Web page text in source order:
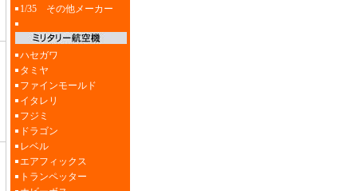
1/35 その他メーカー
ハセガワ
タミヤ
ファインモールド
イタレリ
フジミ
ドラゴン
レベル
エアフィックス
トランペッター